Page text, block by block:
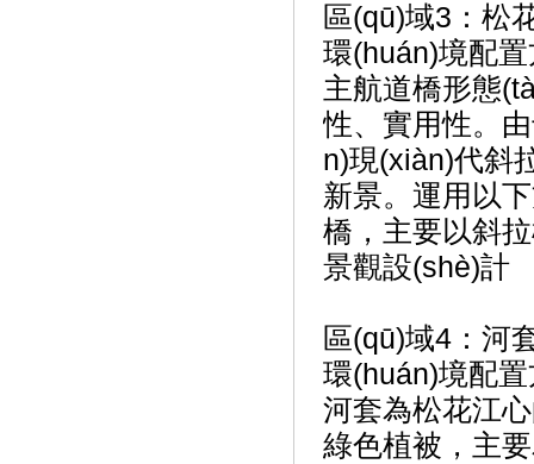
區(qū)域3：松
環(huán)境配
主航道橋形態
性、實用性
n)現(xiàn)代斜
新景。運用
橋，主要以斜
景觀設(shè)計
區(qū)域4：河
環(huán)境配
河套為松花江心
綠色植被，主要